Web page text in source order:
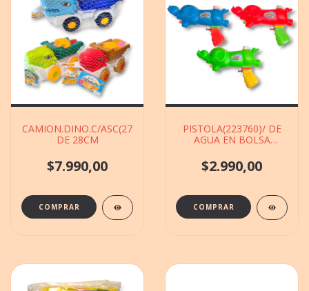
CAMION.DINO.C/ASC(271815)DE.PLAYA.RED
DE 28CM
$7.990,00
PISTOLA(223760)/ DE
AGUA EN BOLSA
$2.990,00